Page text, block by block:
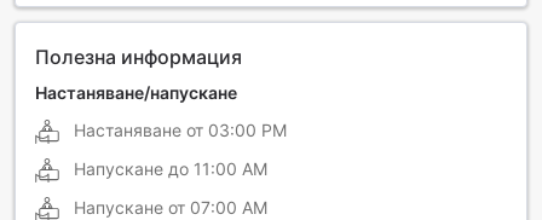
Полезна информация
Настаняване/напускане
Настаняване от 03:00 PM
Напускане до 11:00 AM
Напускане от 07:00 AM